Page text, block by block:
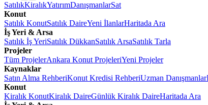
SatılıkKiralıkYatırımDanışmanlarSat
Konut
Satılık KonutSatılık DaireYeni İlanlarHaritada Ara
İş Yeri & Arsa
Satılık İş YeriSatılık DükkanSatılık ArsaSatılık Tarla
Projeler
Tüm ProjelerAnkara Konut ProjeleriYeni Projeler
Kaynaklar
Satın Alma RehberiKonut Kredisi RehberiUzman Danışmanlar
Konut
Kiralık KonutKiralık DaireGünlük Kiralık DaireHaritada Ara